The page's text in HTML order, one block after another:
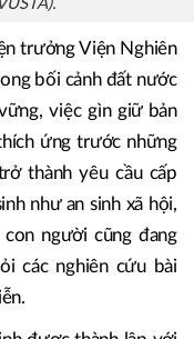
trưởng Viện Nghiên
bối cảnh đất nước
việc gìn giữ bản
ứng trước những
thành yêu cầu cấp
như an sinh xã hội,
người cũng đang
các nghiên cứu bài